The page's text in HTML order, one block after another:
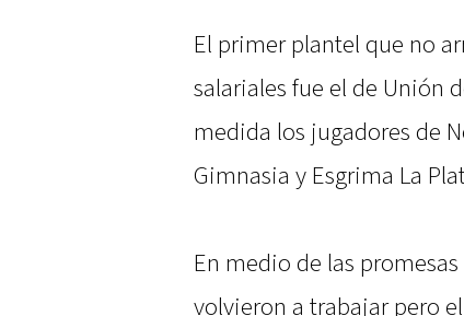
El primer plantel que no
salariales fue el de Unión
medida los jugadores de
Gimnasia y Esgrima La
En medio de las
volvieron a trabajar pero